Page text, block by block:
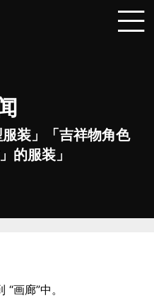
装」「吉祥物角色
的服装」
画廊”中。